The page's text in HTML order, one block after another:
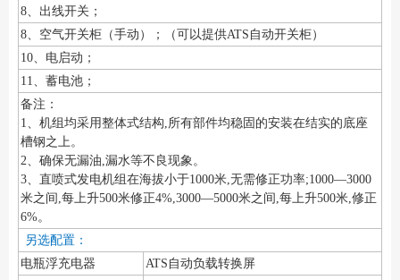
8、出线开关；
8、空气开关柜（手动）；（可以提供ATS自动开关柜）
10、电启动；
11、蓄电池；
备注：
1、机组均采用整体式结构,所有部件均稳固的安装在结实的底座
槽钢之上。
2、确保无漏油,漏水等不良现象。
3、直喷式发电机组在海拔小于1000米,无需修正功率;1000—3000
米之间,每上升500米修正4%,3000—5000米之间,每上升500米,修正
6%。
另选配置：
电瓶浮充电器
ATS自动负载转换屏